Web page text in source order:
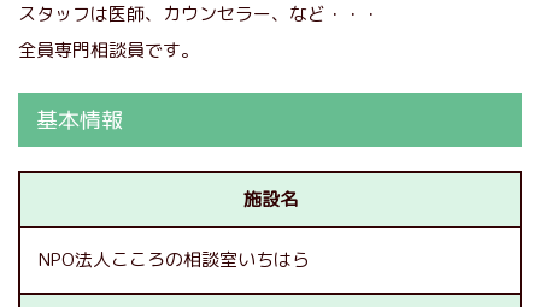
スタッフは医師、カウンセラー、など・・・
全員専門相談員です。
基本情報
施設名
NPO法人こころの相談室いちはら